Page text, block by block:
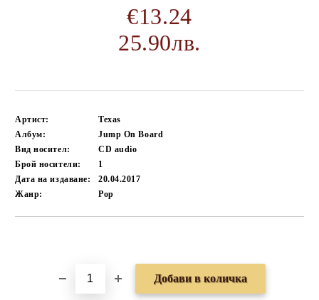
€13.24
25.90лв.
Артист:
Texas
Албум:
Jump On Board
Вид носител:
CD audio
Брой носители:
1
Дата на издаване:
20.04.2017
Жанр:
Pop